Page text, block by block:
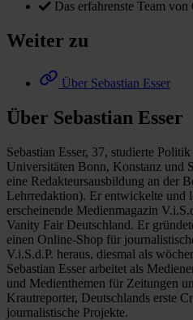
Das erfahrenste Team von
Weiter zu
Über Sebastian Esser
Über Sebastian Esser
Sebastian Esser, 37, studierte
Universitäten Bonn, Konstanz und
eine Redakteursausbildung an der
Lehrredaktion). Er entwickelte und
erscheinende Medienmagazin
Vanity Fair Deutschland. Er
einen Online-Shop für
V.i.S.d.P. heraus, diesmal als
Sebastian Esser arbeitet als
und Medienthemen für Zeitungen
Krautreporter, Deutschlands erste
journalistische Projekte.